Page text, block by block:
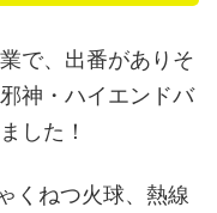
で、出番がありそ
神・ハイエンドバ
した！
くねつ火球、熱線